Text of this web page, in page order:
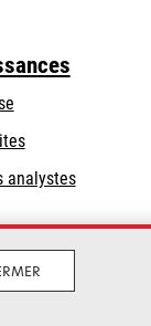
analystes